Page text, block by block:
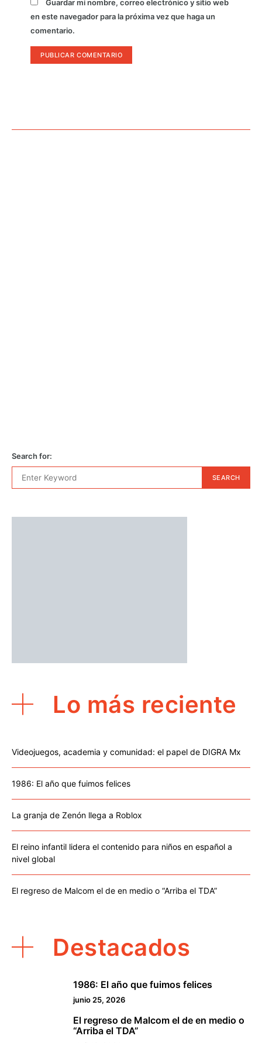
Guardar mi nombre, correo electrónico y sitio web
en este navegador para la próxima vez que haga un
comentario.
Search for:
SEARCH
Lo más reciente
Videojuegos, academia y comunidad: el papel de DIGRA Mx
1986: El año que fuimos felices
La granja de Zenón llega a Roblox
El reino infantil lidera el contenido para niños en español a
nivel global
El regreso de Malcom el de en medio o “Arriba el TDA”
Destacados
1986: El año que fuimos felices
junio 25, 2026
El regreso de Malcom el de en medio o
“Arriba el TDA”